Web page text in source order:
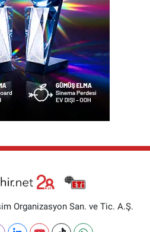
Organizasyon San. ve Tic. A.Ş.